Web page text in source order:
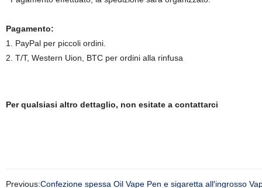
Pagamento:
1. PayPal per piccoli ordini.
2. T/T, Western Uion, BTC per ordini alla rinfusa
Per qualsiasi altro dettaglio, non esitate a contattarci
Previous:Confezione spessa Oil Vape Pen e sigaretta all′ingrosso